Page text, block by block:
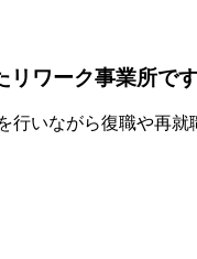
リワーク事業所で
いながら復職や再